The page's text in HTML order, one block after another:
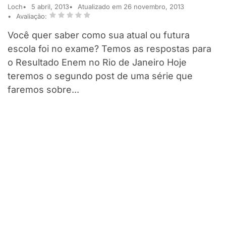
Loch 5 abril, 2013
Atualizado em 26 novembro, 2013
Avaliação:
Você quer saber como sua atual ou futura
escola foi no exame? Temos as respostas para
o Resultado Enem no Rio de Janeiro Hoje
teremos o segundo post de uma série que
faremos sobre...